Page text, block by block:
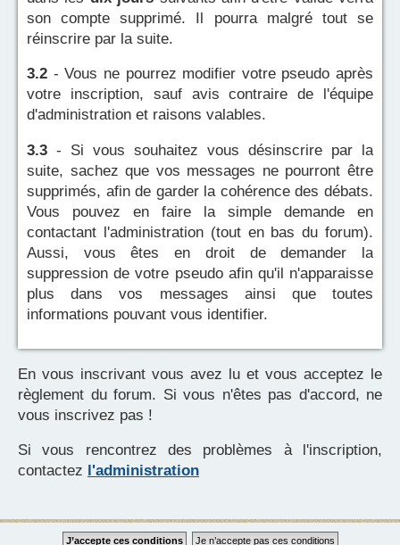
son compte supprimé. Il pourra malgré tout se
réinscrire par la suite.
3.2 - Vous ne pourrez modifier votre pseudo après
votre inscription, sauf avis contraire de l'équipe
d'administration et raisons valables.
3.3 - Si vous souhaitez vous désinscrire par la
suite, sachez que vos messages ne pourront être
supprimés, afin de garder la cohérence des débats.
Vous pouvez en faire la simple demande en
contactant l'administration (tout en bas du forum).
Aussi, vous êtes en droit de demander la
suppression de votre pseudo afin qu'il n'apparaisse
plus dans vos messages ainsi que toutes
informations pouvant vous identifier.
En vous inscrivant vous avez lu et vous acceptez le
règlement du forum. Si vous n'êtes pas d'accord, ne
vous inscrivez pas !
Si vous rencontrez des problèmes à l'inscription,
contactez l'administration